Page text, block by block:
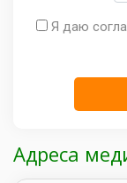
Я даю
Адреса